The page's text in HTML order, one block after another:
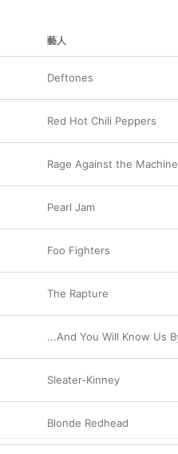
藝人
Deftones
Red Hot Chili Peppers
Rage Against the Machine
Pearl Jam
Foo Fighters
The Rapture
Sleater-Kinney
Blonde Redhead